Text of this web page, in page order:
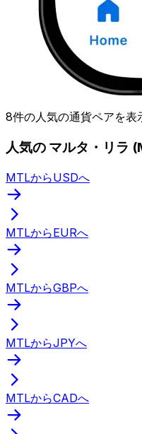
8件の人気の通貨ペアを表
人気の マルタ・リラ
MTLからUSDへ
MTLからEURへ
MTLからGBPへ
MTLからJPYへ
MTLからCADへ